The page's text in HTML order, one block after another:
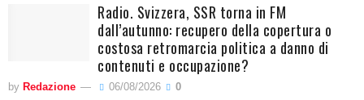
Radio. Svizzera, SSR torna in FM
dall’autunno: recupero della copertura o
costosa retromarcia politica a danno di
contenuti e occupazione?
by Redazione 06/08/2026 0